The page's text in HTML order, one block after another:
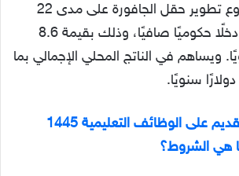
سلمان”. فإن مشروع تطوير حقل الجافورة على مدى 22
عامًا. سوف يحقق دخلًا حكوميًا صافيًا، وذلك بقيمة 8.6
ويساهم في الناتج المحلي الإجمالي بما
موعد التقديم على الوظائف التعليمية 1445
هي الشروط؟